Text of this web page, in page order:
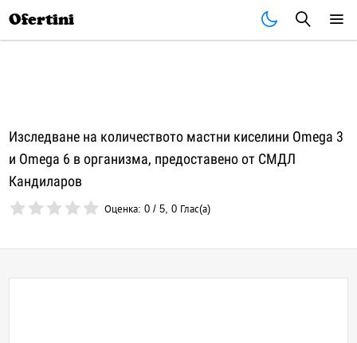
Ofertini
Изследване на количеството мастни киселини Omega 3
и Omega 6 в организма, предоставено от СМДЛ
Кандиларов
Оценка:0 /5,0 Глас(а)